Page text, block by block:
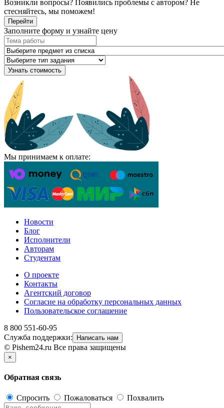
Возникли вопросы? Появились проблемы с автором? Не
стесняйтесь, мы поможем!
Перейти
Заполните форму и узнайте цену
Узнать стоимость
Мы принимаем к оплате:
Новости
Блог
Исполнители
Авторам
Студентам
О проекте
Контакты
Агентский договор
Согласие на обработку персональных данных
Пользовательское соглашение
8 800 551-60-95
Служба поддержки:
Написать нам
© Pishem24.ru Все права защищены
×
Обратная связь
Спросить Пожаловаться Похвалить